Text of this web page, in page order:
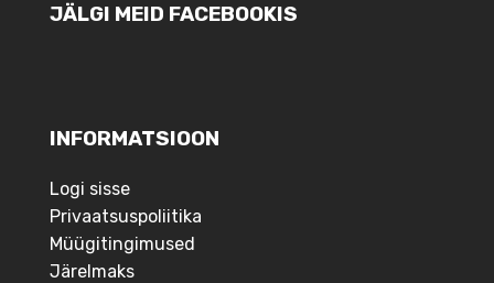
JÄLGI MEID FACEBOOKIS
INFORMATSIOON
Logi sisse
Privaatsuspoliitika
Müügitingimused
Järelmaks